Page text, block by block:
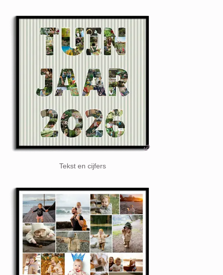
Tekst en cijfers